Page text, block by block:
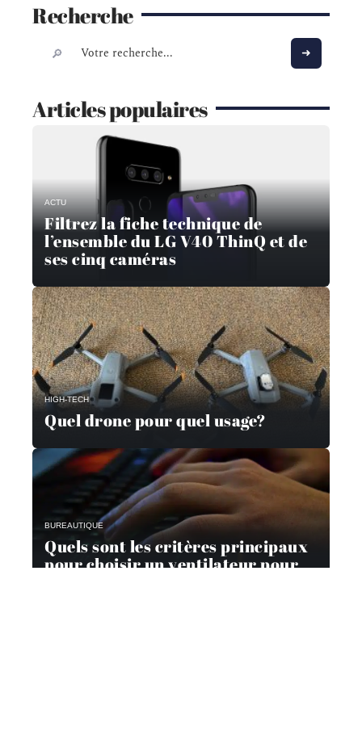
Recherche
Articles populaires
ACTU
Filtrez la fiche technique de
l’ensemble du LG V40 ThinQ et de
ses cinq caméras
HIGH-TECH
Quel drone pour quel usage?
BUREAUTIQUE
Quels sont les critères principaux
pour choisir un ventilateur pour